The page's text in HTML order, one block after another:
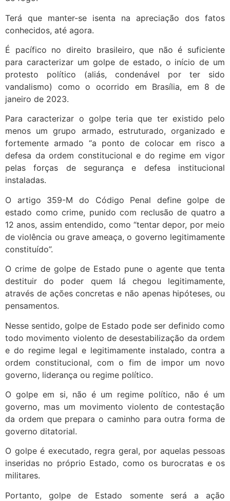
Terá que manter-se isenta na apreciação dos fatos
conhecidos, até agora.
É pacífico no direito brasileiro, que não é suficiente
para caracterizar um golpe de estado, o início de um
protesto político (aliás, condenável por ter sido
vandalismo) como o ocorrido em Brasília, em 8 de
janeiro de 2023.
Para caracterizar o golpe teria que ter existido pelo
menos um grupo armado, estruturado, organizado e
fortemente armado “a ponto de colocar em risco a
defesa da ordem constitucional e do regime em vigor
pelas forças de segurança e defesa institucional
instaladas.
O artigo 359-M do Código Penal define golpe de
estado como crime, punido com reclusão de quatro a
12 anos, assim entendido, como “tentar depor, por meio
de violência ou grave ameaça, o governo legitimamente
constituído”.
O crime de golpe de Estado pune o agente que tenta
destituir do poder quem lá chegou legitimamente,
através de ações concretas e não apenas hipóteses, ou
pensamentos.
Nesse sentido, golpe de Estado pode ser definido como
todo movimento violento de desestabilização da ordem
e do regime legal e legitimamente instalado, contra a
ordem constitucional, com o fim de impor um novo
governo, liderança ou regime político.
O golpe em si, não é um regime político, não é um
governo, mas um movimento violento de contestação
da ordem que prepara o caminho para outra forma de
governo ditatorial.
O golpe é executado, regra geral, por aquelas pessoas
inseridas no próprio Estado, como os burocratas e os
militares.
Portanto, golpe de Estado somente será a ação